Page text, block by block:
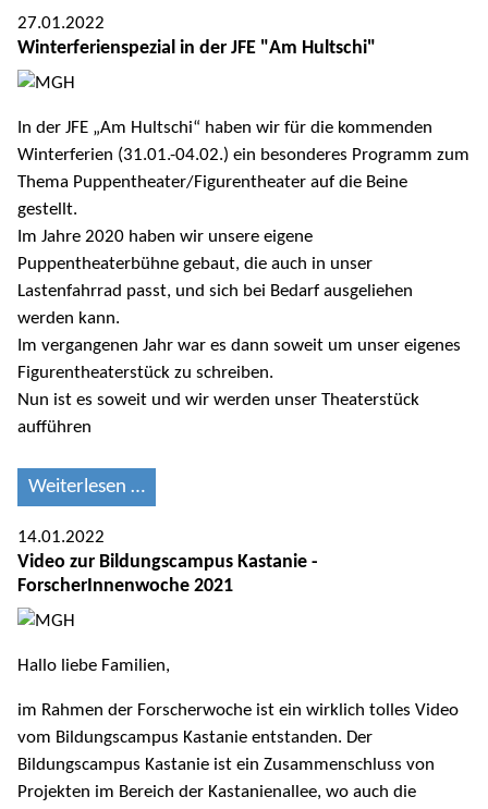
27.01.2022
Winterferienspezial in der JFE "Am Hultschi"
In der JFE „Am Hultschi“ haben wir für die kommenden
Winterferien (31.01.-04.02.) ein besonderes Programm zum
Thema Puppentheater/Figurentheater auf die Beine
gestellt.
Im Jahre 2020 haben wir unsere eigene
Puppentheaterbühne gebaut, die auch in unser
Lastenfahrrad passt, und sich bei Bedarf ausgeliehen
werden kann.
Im vergangenen Jahr war es dann soweit um unser eigenes
Figurentheaterstück zu schreiben.
Nun ist es soweit und wir werden unser Theaterstück
aufführen
Weiterlesen …
14.01.2022
Video zur Bildungscampus Kastanie -
ForscherInnenwoche 2021
Hallo liebe Familien,
im Rahmen der Forscherwoche ist ein wirklich tolles Video
vom Bildungscampus Kastanie entstanden. Der
Bildungscampus Kastanie ist ein Zusammenschluss von
Projekten im Bereich der Kastanienallee, wo auch die